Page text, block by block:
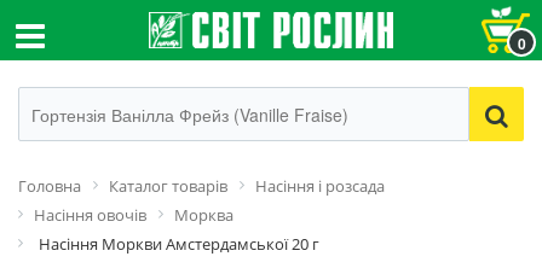
0
Головна Каталог товарів
Насіння і розсада
Насіння овочів
Морква
Насіння Моркви Амстердамської 20 г